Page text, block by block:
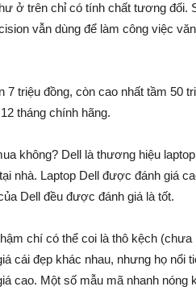
ở trên chỉ có tính chất tương đối.
vẫn dùng để làm công việc
triệu đồng, còn cao nhất tầm 50
tháng chính hãng.
không? Dell là thương hiệu
nhà. Laptop Dell được đánh giá
Dell đều được đánh giá là tốt.
chí có thể coi là thô kệch (chưa
cái đẹp khác nhau, nhưng họ nổi
cao. Một số mẫu mã nhanh nóng